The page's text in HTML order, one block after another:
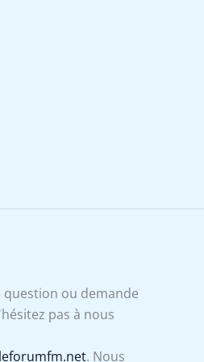
ou demande
pas à nous
. Nous